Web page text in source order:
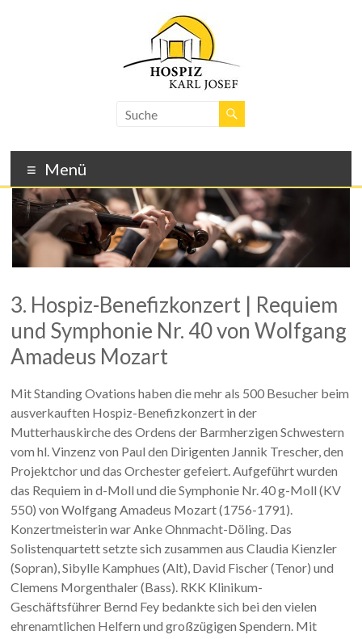
Karl
Josef
–
Freiburg
Menü
3. Hospiz-Benefizkonzert | Requiem
und Symphonie Nr. 40 von Wolfgang
Amadeus Mozart
Mit Standing Ovations haben die mehr als 500 Besucher beim
ausverkauften Hospiz-Benefizkonzert in der
Mutterhauskirche des Ordens der Barmherzigen Schwestern
vom hl. Vinzenz von Paul den Dirigenten Jannik Trescher, den
Projektchor und das Orchester gefeiert. Aufgeführt wurden
das Requiem in d-Moll und die Symphonie Nr. 40 g-Moll (KV
550) von Wolfgang Amadeus Mozart (1756-1791).
Konzertmeisterin war Anke Ohnmacht-Döling. Das
Solistenquartett setzte sich zusammen aus Claudia Kienzler
(Sopran), Sibylle Kamphues (Alt), David Fischer (Tenor) und
Clemens Morgenthaler (Bass). RKK Klinikum-
Geschäftsführer Bernd Fey bedankte sich bei den vielen
ehrenamtlichen Helfern und großzügigen Spendern. Mit